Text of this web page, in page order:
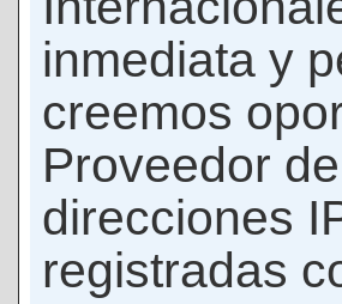
inmediata y
creemos
Proveedor
direcciones
registradas